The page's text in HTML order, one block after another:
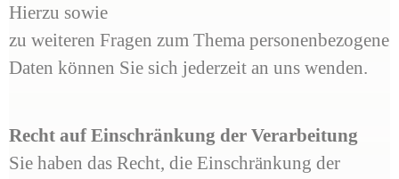
Hierzu sowie
zu weiteren Fragen zum Thema personenbezogene
Daten können Sie sich jederzeit an uns wenden.
Recht auf Einschränkung der Verarbeitung
Sie haben das Recht, die Einschränkung der